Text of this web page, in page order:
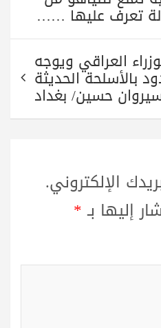
العراقي ويوجه
بالأسلحة الحديثة
حسين/ بغداد
الإلكتروني.
إليها بـ*